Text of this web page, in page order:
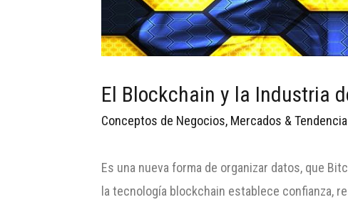
El Blockchain y la Industria
Conceptos de Negocios, Mercados &
Es una nueva forma de organizar datos, que
la tecnología blockchain establece confianza,